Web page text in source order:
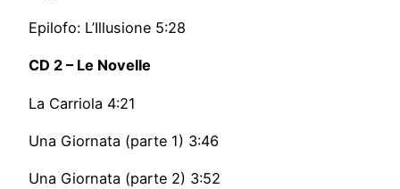
Epilofo: L’Illusione 5:28
CD 2 – Le Novelle
La Carriola 4:21
Una Giornata (parte 1) 3:46
Una Giornata (parte 2) 3:52